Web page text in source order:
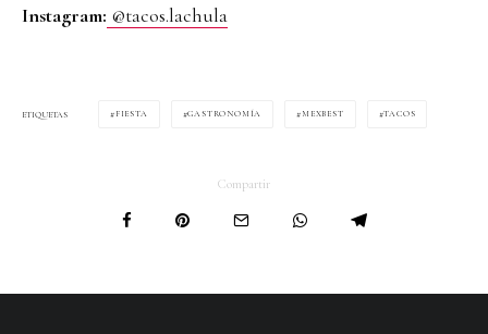
Instagram: @tacos.lachula
ETIQUETAS FIESTA GASTRONOMÍA MEXBEST TACOS
Compartir